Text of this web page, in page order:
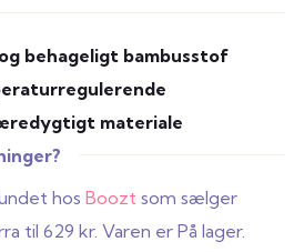
behageligt bambusstof
materiale
hos Boozt som sælger
til 629 kr. Varen er På lager.